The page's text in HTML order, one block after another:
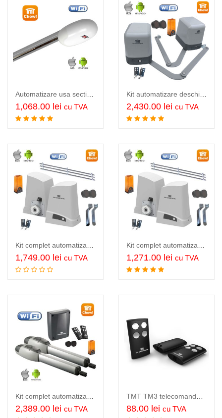
Adauga in cos
1,068.00 lei cu TVA
Adauga in cos
2,430.00 lei cu TVA
Adauga in cos
1,749.00 lei cu TVA
Adauga in cos
1,271.00 lei cu TVA
2,389.00 lei cu TVA 88.00 lei cu TVA